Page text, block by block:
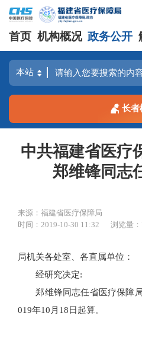
首页 机构概况 政务公开
长者
中共福建省医疗
郑维锋同志
来源：福建省医疗保障局
时间：2019-10-30 11:32
浏览量
局机关各处室、各直属单位：
经研究决定:
郑维锋同志任省医疗保障局
019年10月18日起算。